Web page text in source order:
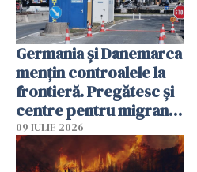
Germania și Danemarca
mențin controalele la
frontieră. Pregătesc și
centre pentru migranții
respinși din UE
09 IULIE 2026